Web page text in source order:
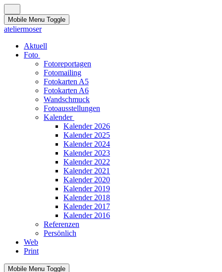
Mobile Menu Toggle
ateliermoser
Aktuell
Foto
Fotoreportagen
Fotomailing
Fotokarten A5
Fotokarten A6
Wandschmuck
Fotoausstellungen
Kalender
Kalender 2026
Kalender 2025
Kalender 2024
Kalender 2023
Kalender 2022
Kalender 2021
Kalender 2020
Kalender 2019
Kalender 2018
Kalender 2017
Kalender 2016
Referenzen
Persönlich
Web
Print
Mobile Menu Toggle